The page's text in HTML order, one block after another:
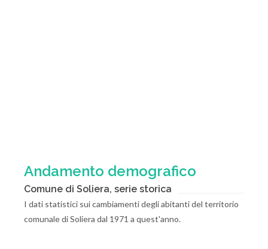
Andamento demografico
Comune di Soliera, serie storica
I dati statistici sui cambiamenti degli abitanti del territorio
comunale di Soliera dal 1971 a quest'anno.